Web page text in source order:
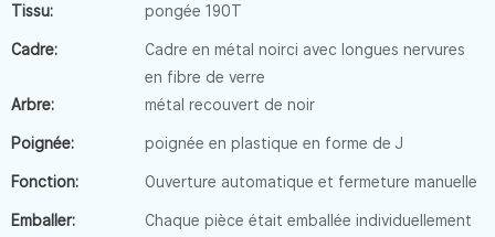
Tissu: pongée 190T
Cadre:
Cadre en métal noirci avec longues nervures
en fibre de verre
Arbre:
métal recouvert de noir
Poignée: poignée en plastique en forme de J
Fonction: Ouverture automatique et fermeture manuelle
Emballer:
Chaque pièce était emballée individuellement